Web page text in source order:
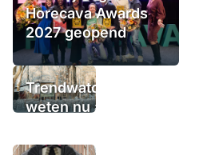
Horecava Awards
2027 geopend
Trendwatchers
weten nu al wat
moet bieden: